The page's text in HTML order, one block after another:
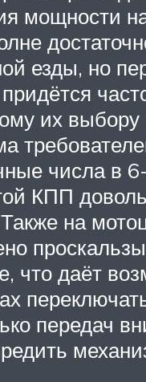
мощности
езды, но
их выбору
числа в 6-
КПП
на
что даёт
передач